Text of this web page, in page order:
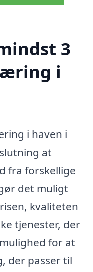
3
i
i haven i
at
fra forskellige
det muligt
kvaliteten
tjenester, der
for at
der passer til